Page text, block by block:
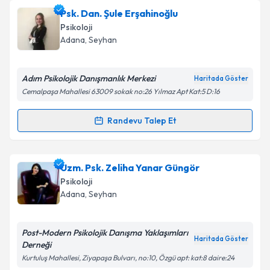
Takvim Talebini Gönder
Psikoterapist İdil Eziciiçin randevu takvimi talebi
oluşturun. Size bu uzmandan randevu almanız için bir
takvim hazırlandığında e-posta ile bilgilendireceğiz.
Kişisel verilerimin işlenmesine ilişkin
Metni'ni okudum ve kişisel verilerimin belirtilen
Takvim Talebini Gönder
Psk. Dan. Şule Erşahinoğlu
Psikoloji
Adana, Seyhan
Adım Psikolojik Danışmanlık Merkezi Haritada Göster
Cemalpaşa Mahallesi 63009 sokak no:26 Yılmaz Apt Kat:5 D:16
Randevu Talep Et
Randevu Takvimi Talebi
Psk. Dan. Şule Erşahinoğluiçin randevu takvimi
talebi oluşturun. Size bu uzmandan randevu almanız
için bir takvim hazırlandığında e-posta ile
bilgilendireceğiz.
Uzm. Psk. Zeliha Yanar Güngör
Psikoloji
Adana, Seyhan
Post-Modern Psikolojik Danışma Yaklaşımları
Derneği
Haritada Göster
Kurtuluş Mahallesi, Ziyapaşa Bulvarı, no:10, Özgü apt: kat:8 daire:24